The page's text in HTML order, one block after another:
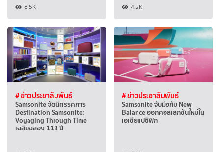
8.5K 4.2K
# ข่าวประชาสัมพันธ์
Samsonite จัดนิทรรศการ
Destination Samsonite:
Voyaging Through Time
เฉลิมฉลอง 113 ปี
# ข่าวประชาสัมพันธ์
Samsonite จับมือกับ New
Balance ออกคอลเลกชันใหม่ใน
เอเชียแปซิฟิก